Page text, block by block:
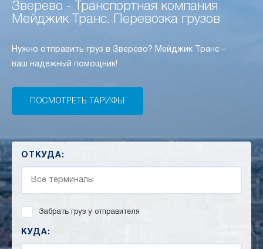
Зверево - Транспортная компания
Мейджик Транс. Перевозка грузов
Нужно отправить груз в Зверево? Мейджик Транс –
ваш надежный помощник!
ПОСМОТРЕТЬ ТАРИФЫ
ОТКУДА:
Забрать груз у отправителя
КУДА: